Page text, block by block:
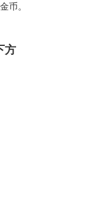
币。
方